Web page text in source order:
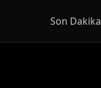
Son Dakika